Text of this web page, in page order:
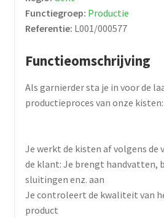
Functiegroep: Productie
Referentie: L001/000577
Functieomschrijving
Als garnierder sta je in voor de
productieproces van onze kisten:
Je werkt de kisten af volgens de
de klant: Je brengt handvatten,
sluitingen enz. aan
Je controleert de kwaliteit van
product